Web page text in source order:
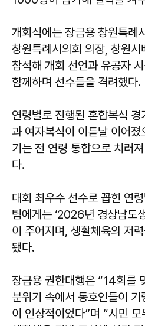
개회식에는 장금용 창원특례
창원특례시의회 의장, 창원시
참석해 개회 선언과 유공자
함께하며 선수들을 격려했다.
연령별로 진행된 혼합복식
과 여자복식이 이튿날 이어
기는 전 연령 통합으로 치러
다.
대회 최우수 선수로 꼽힌 연
팀에게는 ‘2026년 경상남도
이 주어지며, 생활체육의 저
됐다.
장금용 권한대행은 “14회를
분위기 속에서 동호인들이
이 인상적이었다”며 “시민